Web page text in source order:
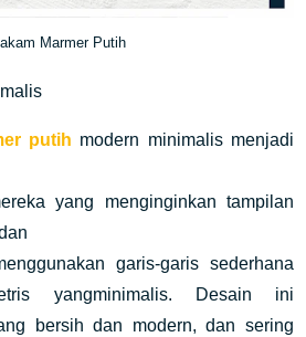
Marmer Putih
putih modern minimalis menjadi
yang menginginkan tampilan
garis-garis sederhana
yangminimalis. Desain ini
bersih dan modern, dan sering